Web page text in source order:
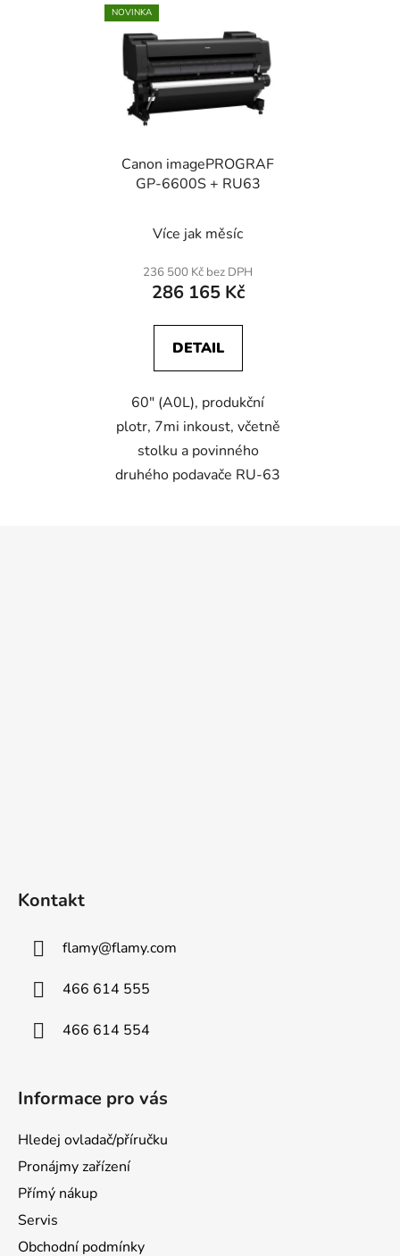
NOVINKA
Canon imagePROGRAF
GP-6600S + RU63
Více jak měsíc
236 500 Kč bez DPH
286 165 Kč
DETAIL
60" (A0L), produkční
plotr, 7mi inkoust, včetně
stolku a povinného
druhého podavače RU-63
Kontakt
flamy@flamy.com
466 614 555
466 614 554
Informace pro vás
Hledej ovladač/příručku
Pronájmy zařízení
Přímý nákup
Servis
Obchodní podmínky